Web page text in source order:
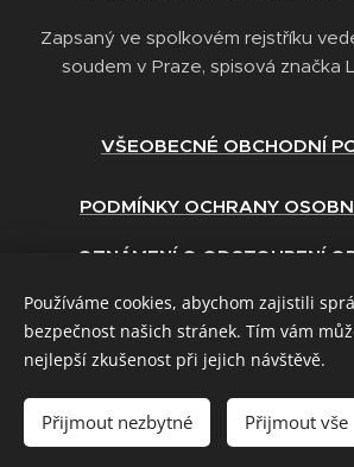
Zapsaný ve spolkovém rejstříku
soudem v Praze, spisová značka
VŠEOBECNÉ OBCHODNÍ
PODMÍNKY OCHRANY
OZNÁMENÍ O ODSTOUPENÍ
ZÁSADY POUŽÍVÁNÍ
www.indian-stezkapreziti.cz
Používáme cookies, abychom zajistili
bezpečnost našich stránek. Tím vám
nejlepší zkušenost při jejich návštěvě.
Přijmout nezbytné Přijmout vše